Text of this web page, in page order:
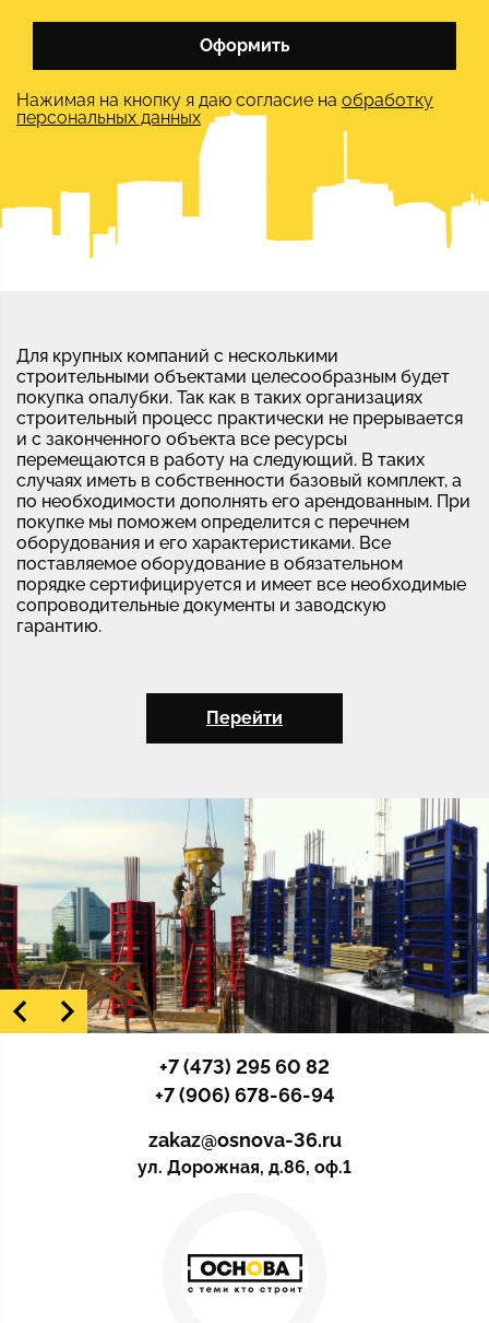
Оформить
Нажимая на кнопку я даю согласие на обработку
персональных данных
Для крупных компаний с несколькими
строительными объектами целесообразным будет
покупка опалубки. Так как в таких организациях
строительный процесс практически не прерывается
и с законченного объекта все ресурсы
перемещаются в работу на следующий. В таких
случаях иметь в собственности базовый комплект, а
по необходимости дополнять его арендованным. При
покупке мы поможем определится с перечнем
оборудования и его характеристиками. Все
поставляемое оборудование в обязательном
порядке сертифицируется и имеет все необходимые
сопроводительные документы и заводскую
гарантию.
Перейти
+7 (473) 295 60 82
+7 (906) 678-66-94
zakaz@osnova-36.ru
ул. Дорожная, д.86, оф.1